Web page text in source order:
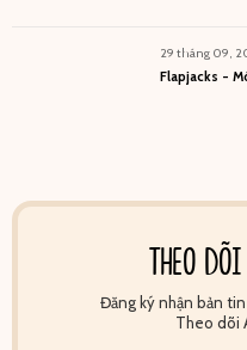
29 tháng 09,
Flapjacks -
THEO
Đăng ký nhận bản
Theo dõi